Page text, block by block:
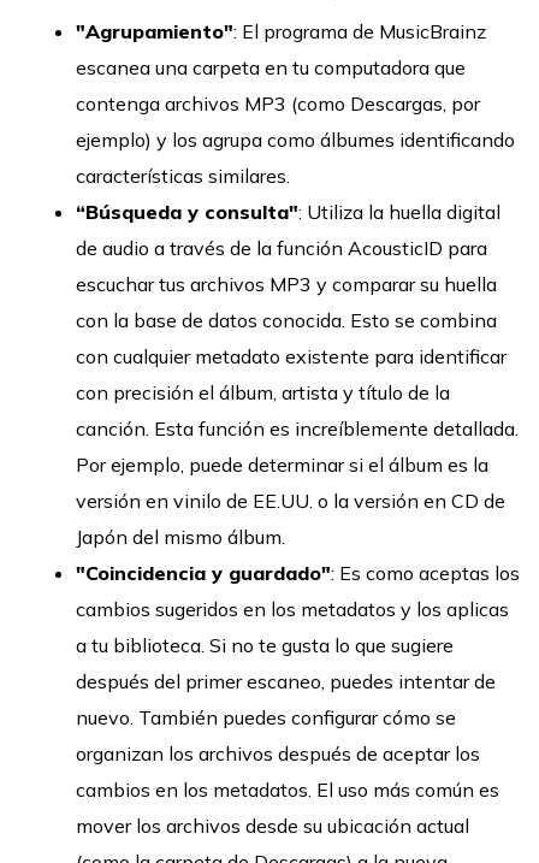
"Agrupamiento": El programa de MusicBrainz
escanea una carpeta en tu computadora que
contenga archivos MP3 (como Descargas, por
ejemplo) y los agrupa como álbumes identificando
características similares.
“Búsqueda y consulta": Utiliza la huella digital
de audio a través de la función AcousticID para
escuchar tus archivos MP3 y comparar su huella
con la base de datos conocida. Esto se combina
con cualquier metadato existente para identificar
con precisión el álbum, artista y título de la
canción. Esta función es increíblemente detallada.
Por ejemplo, puede determinar si el álbum es la
versión en vinilo de EE.UU. o la versión en CD de
Japón del mismo álbum.
"Coincidencia y guardado": Es como aceptas los
cambios sugeridos en los metadatos y los aplicas
a tu biblioteca. Si no te gusta lo que sugiere
después del primer escaneo, puedes intentar de
nuevo. También puedes configurar cómo se
organizan los archivos después de aceptar los
cambios en los metadatos. El uso más común es
mover los archivos desde su ubicación actual